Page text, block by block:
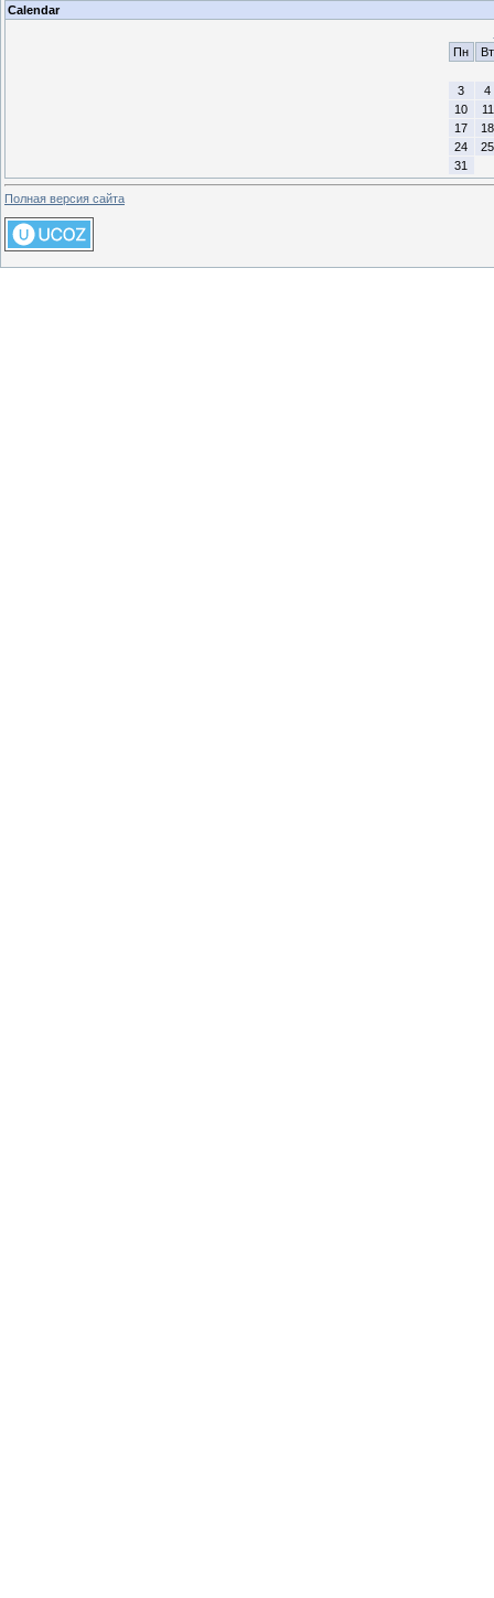
Calendar
Пн
Вт
3
4
10
11
17
18
24
25
31
Полная версия сайта